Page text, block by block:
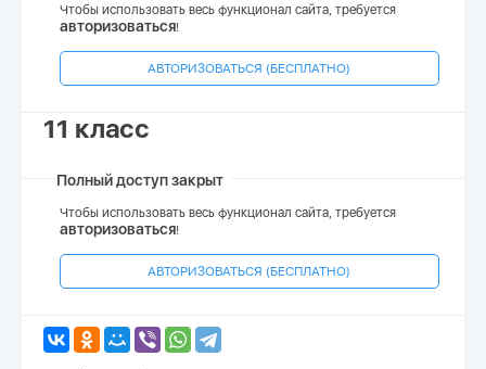
Чтобы использовать весь функционал сайта, требуется
авторизоваться!
АВТОРИЗОВАТЬСЯ (БЕСПЛАТНО)
11 класс
Полный доступ закрыт
Чтобы использовать весь функционал сайта, требуется
авторизоваться!
АВТОРИЗОВАТЬСЯ (БЕСПЛАТНО)